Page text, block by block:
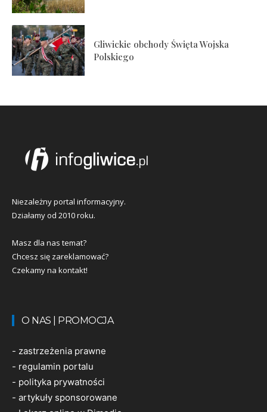
Gliwickie obchody Święta Wojska
Polskiego
Niezależny portal informacyjny.
Działamy od 2010 roku.
Masz dla nas temat?
Chcesz się zareklamować?
Czekamy na kontakt!
O NAS | PROMOCJA
- zastrzeżenia prawne
- regulamin portalu
- polityka prywatności
- artykuły sponsorowane